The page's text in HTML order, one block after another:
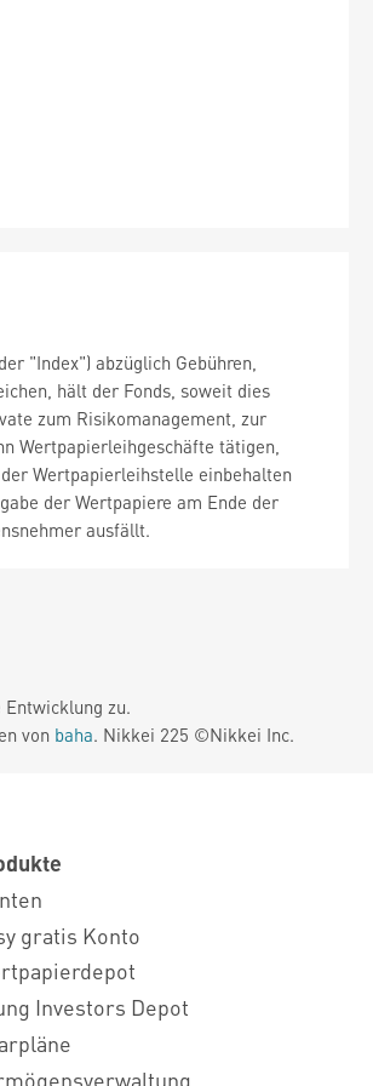
"Index") abzüglich Gebühren,
hält der Fonds, soweit dies
zum Risikomanagement, zur
Wertpapierleihgeschäfte tätigen,
Wertpapierleihstelle einbehalten
der Wertpapiere am Ende der
ausfällt.
zu.
von baha. Nikkei 225 ©Nikkei Inc.
gratis Konto
Investors Depot